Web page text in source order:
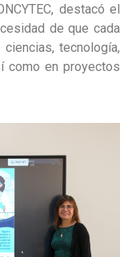
destacó el
de que cada
tecnología,
como en proyectos